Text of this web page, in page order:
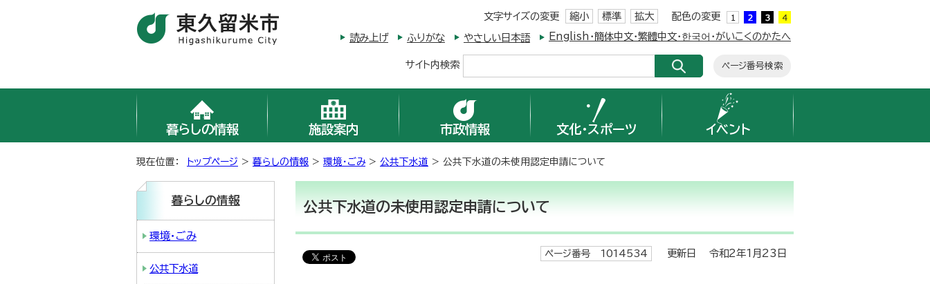
文字サイズの変更 縮小 標準 拡大 配色の変更
読み上げ ふりがな やさしい日本語 English・簡体中文・繁體中文・한국어・がいこくのかたへ
サイト内検索 ページ番号検索
暮らしの情報 施設案内 市政情報 文化・スポーツ イベント
現在位置： トップページ > 暮らしの情報 > 環境・ごみ> 公共下水道 > 公共下水道の未使用認定申請について
公共下水道の未使用認定申請について
ページ番号 1014534 更新日 令和2年1月23日
暮らしの情報
環境・ごみ
公共下水道